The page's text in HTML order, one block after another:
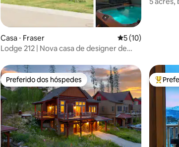
Casa ⋅ Fraser 5 de uma
5 (10)
Lodge 212 | Nova casa de designer de
Preferido dos hóspedes
Preferido dos hóspedes Entre